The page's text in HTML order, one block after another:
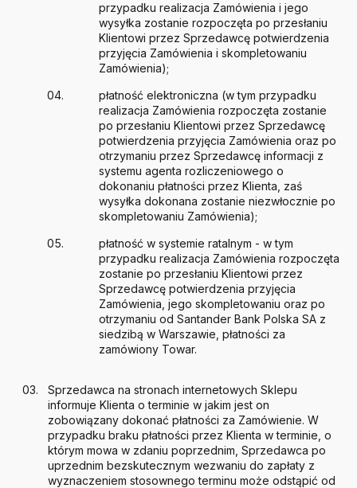
przypadku realizacja Zamówienia i jego
wysyłka zostanie rozpoczęta po przesłaniu
Klientowi przez Sprzedawcę potwierdzenia
przyjęcia Zamówienia i skompletowaniu
Zamówienia);
płatność elektroniczna (w tym przypadku
realizacja Zamówienia rozpoczęta zostanie
po przesłaniu Klientowi przez Sprzedawcę
potwierdzenia przyjęcia Zamówienia oraz po
otrzymaniu przez Sprzedawcę informacji z
systemu agenta rozliczeniowego o
dokonaniu płatności przez Klienta, zaś
wysyłka dokonana zostanie niezwłocznie po
skompletowaniu Zamówienia);
płatność w systemie ratalnym - w tym
przypadku realizacja Zamówienia rozpoczęta
zostanie po przesłaniu Klientowi przez
Sprzedawcę potwierdzenia przyjęcia
Zamówienia, jego skompletowaniu oraz po
otrzymaniu od Santander Bank Polska SA z
siedzibą w Warszawie, płatności za
zamówiony Towar.
Sprzedawca na stronach internetowych Sklepu
informuje Klienta o terminie w jakim jest on
zobowiązany dokonać płatności za Zamówienie. W
przypadku braku płatności przez Klienta w terminie, o
którym mowa w zdaniu poprzednim, Sprzedawca po
uprzednim bezskutecznym wezwaniu do zapłaty z
wyznaczeniem stosownego terminu może odstąpić od